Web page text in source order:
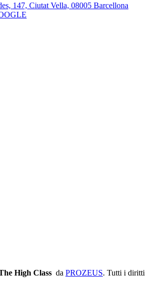
147, Ciutat Vella, 08005 Barcellona
High Class da PROZEUS. Tutti i diritti